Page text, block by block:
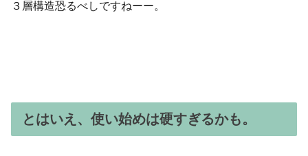
３層構造恐るべしですねーー。
とはいえ、使い始めは硬すぎるかも。